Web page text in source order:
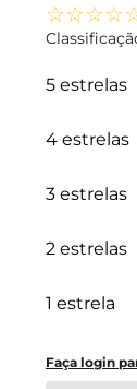
☆☆☆☆
5 estrelas
4 estrelas
3 estrelas
2 estrelas
1 estrela
Faça login